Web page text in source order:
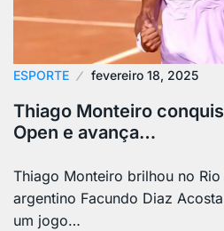
ESPORTE fevereiro 18, 2025
Thiago Monteiro
Open e avança…
Thiago Monteiro brilhou no
argentino Facundo Diaz
um jogo…